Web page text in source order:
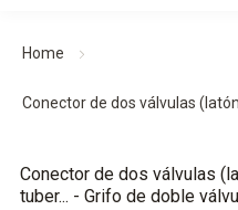
Home
Conector de dos válvulas
Conector de dos válvulas
tuber... - Grifo de doble